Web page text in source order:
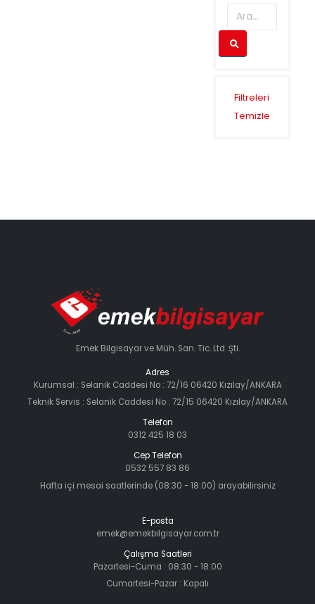
Filtreleri
Temizle
Emek Bilgisayar ve Müh. San. Tic. Ltd. Şti.
Adres
Kurumsal : Selanik Caddesi No : 72/16 06420 Kızılay/ANKARA
Teknik Servis : Selanik Caddesi No : 72/15 06420 Kızılay/ANKARA
Telefon
0312 425 18 03
Cep Telefon
0532 557 83 86
Hafta içi mesai saatlerinde (08:30 - 18:00) arayabilirsiniz
E-posta
emek@emekbilgisayar.com.tr
Çalışma Saatleri
Pazartesi-Cuma : 08:30 - 18:00
Cumartesi-Pazar : Kapalı